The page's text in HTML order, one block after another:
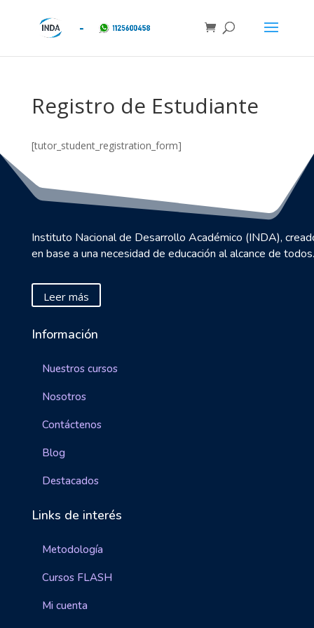
Registro de Estudiante
[tutor_student_registration_form]
Instituto Nacional de Desarrollo Académico (INDA),
en base a una necesidad de educación al alcance de todos.
Leer más
Información
Nuestros cursos
Nosotros
Contáctenos
Blog
Destacados
Links de interés
Metodología
Cursos FLASH
Mi cuenta